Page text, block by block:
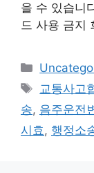
을 수 있습니
드 사용 금지
Tags
교통사고
송, 음주운전
시효, 행정소